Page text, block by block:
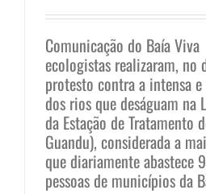
Comunicação do Baía
ecologistas realizaram, no
protesto contra a intensa
dos rios que deságuam na
da Estação de Tratamento
Guandu), considerada a
que diariamente abastece
pessoas de municípios da